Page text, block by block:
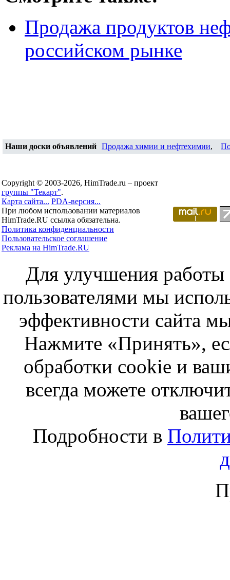
Продажа продуктов
российском рынке
Наши доски объявлений Продажа химии и нефтехимии,
Copyright © 2003-2026, HimTrade.ru – проект
группы "Текарт".
Карта сайта... PDA-версия...
При любом использовании материалов
HimTrade.RU ссылка обязательна.
Политика конфиденциальности
Пользовательское соглашение
Реклама на HimTrade.RU
Для улучшения работы
пользователями мы
эффективности сайта
Нажмите «Принять»,
обработки cookie и
всегда можете
Подробности в